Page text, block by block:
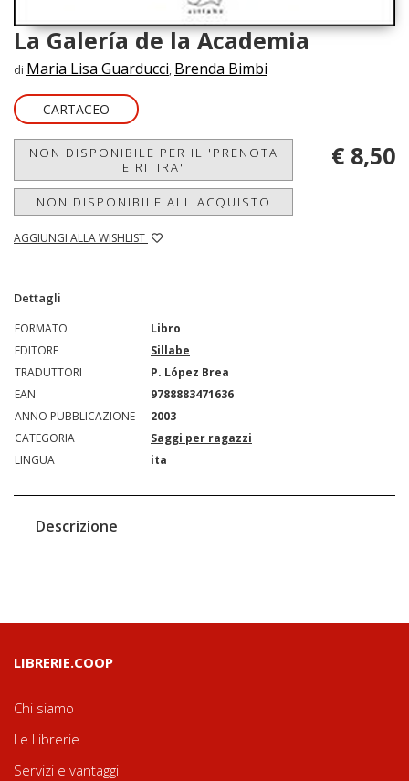
La Galería de la Academia
di Maria Lisa Guarducci, Brenda Bimbi
CARTACEO
NON DISPONIBILE PER IL 'PRENOTA
E RITIRA'
NON DISPONIBILE ALL'ACQUISTO
AGGIUNGI ALLA WISHLIST
€ 8,50
Dettagli
FORMATO
Libro
EDITORE
Sillabe
TRADUTTORI
P. López Brea
EAN
9788883471636
ANNO PUBBLICAZIONE
2003
CATEGORIA
Saggi per ragazzi
LINGUA
ita
Descrizione
LIBRERIE.COOP
Chi siamo
Le Librerie
Servizi e vantaggi